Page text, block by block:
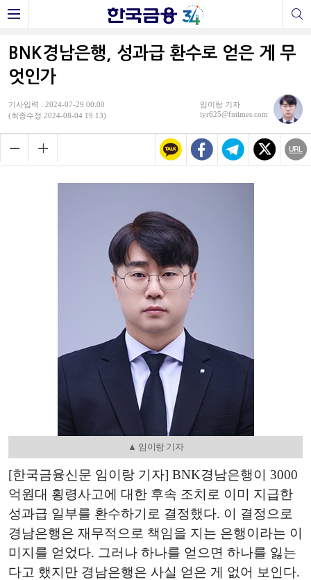
BNK경남은행, 성과급 환수로 얻은 게 무
엇인가
기사입력 : 2024-07-29 00:00
(최종수정 2024-08-04 19:13)
임이랑 기자
iyr625@fntimes.com
▲ 임이랑 기자
[한국금융신문 임이랑 기자] BNK경남은행이 3000
억원대 횡령사고에 대한 후속 조치로 이미 지급한
성과급 일부를 환수하기로 결정했다. 이 결정으로
경남은행은 재무적으로 책임을 지는 은행이라는 이
미지를 얻었다. 그러나 하나를 얻으면 하나를 잃는
다고 했지만 경남은행은 사실 얻은 게 없어 보인다.